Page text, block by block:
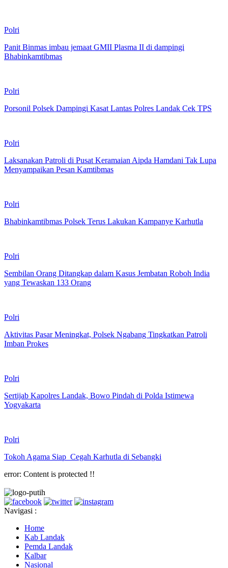
Polri
Panit Binmas imbau jemaat GMII Plasma II di dampingi
Bhabinkamtibmas
Polri
Porsonil Polsek Dampingi Kasat Lantas Polres Landak Cek TPS
Polri
Laksanakan Patroli di Pusat Keramaian Aipda Hamdani Tak Lupa
Menyampaikan Pesan Kamtibmas
Polri
Bhabinkamtibmas Polsek Terus Lakukan Kampanye Karhutla
Polri
Sembilan Orang Ditangkap dalam Kasus Jembatan Roboh India
yang Tewaskan 133 Orang
Polri
Aktivitas Pasar Meningkat, Polsek Ngabang Tingkatkan Patroli
Imban Prokes
Polri
Sertijab Kapolres Landak, Bowo Pindah di Polda Istimewa
Yogyakarta
Polri
Tokoh Agama Siap Cegah Karhutla di Sebangki
error: Content is protected !!
Navigasi :
Home
Kab Landak
Pemda Landak
Kalbar
Nasional